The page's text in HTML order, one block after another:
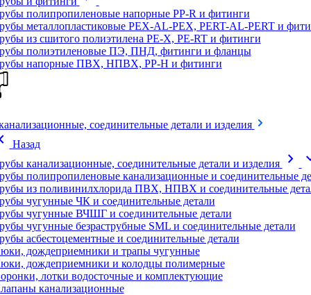
полипропиленовые напорные PP-R и фитинги
металлопластиковые PEX-AL-PEX, PERT-AL-PERT и
из сшитого полиэтилена PE-X, PE-RT и фитинги
полиэтиленовые ПЭ, ПНД, фитинги и фланцы
напорные ПВХ, НПВХ, PP-H и фитинги
соединительные детали и изделия
Назад
канализационные, соединительные детали и изделия
chevron_right
полипропиленовые канализационные и соединительные
из поливинилхлорида ПВХ, НПВХ и соединительные
чугунные ЧК и соединительные детали
чугунные ВЧШГ и соединительные детали
чугунные безраструбные SML и соединительные детали
асбестоцементные и соединительные детали
дождеприемники и трапы чугунные
дождеприемники и колодцы полимерные
лотки водосточные и комплектующие
канализационные